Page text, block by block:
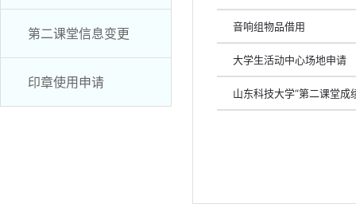
第二课堂信息变更
印章使用申请
音响组物品借用
大学生活动中心场地申请
山东科技大学“第二课堂成